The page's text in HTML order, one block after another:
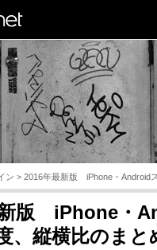
ン > 2016年最新版 iPhone・Android
版 iPhone・
、縦横比のまと